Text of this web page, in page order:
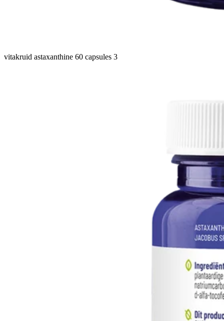
vitakruid astaxanthine 60 capsules 3